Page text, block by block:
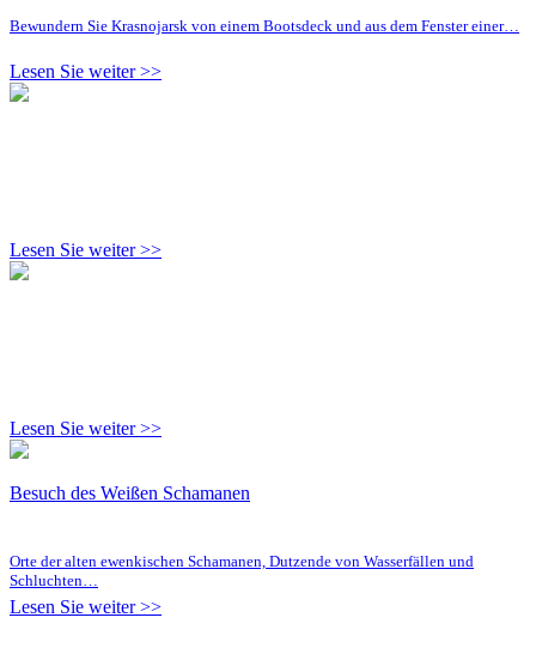
Bewundern Sie Krasnojarsk von einem Bootsdeck und aus dem Fenster einer…
Lesen Sie weiter >>
Lesen Sie weiter >>
Lesen Sie weiter >>
Besuch des Weißen Schamanen
Orte der alten ewenkischen Schamanen, Dutzende von Wasserfällen und
Schluchten…
Lesen Sie weiter >>